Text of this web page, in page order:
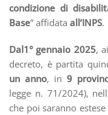
condizione di
Base” affidata all’INPS.
Dal1° gennaio 2025,
decreto, è partita
un anno, in 9
legge n. 71/2024),
che poi saranno